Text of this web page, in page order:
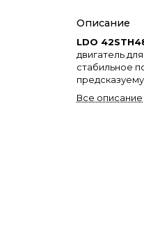
Описание
LDO
двигатель
стабильное
кинематик.
Все описание